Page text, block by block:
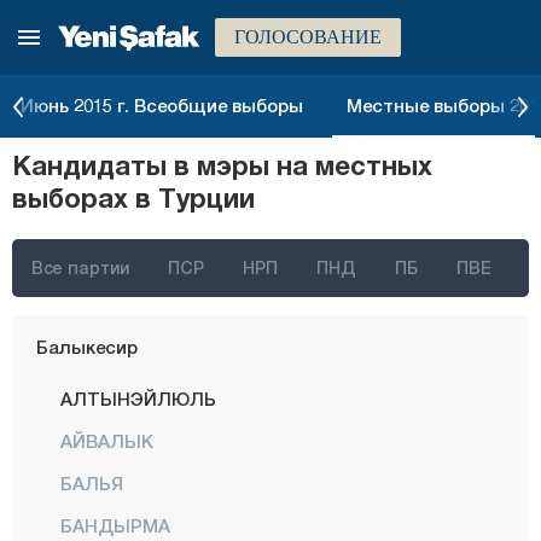
ГОЛОСОВАНИЕ
Июнь 2015 г. Всеобщие выборы Местные выборы
Кандидаты в мэры на местных
выборах в Турции
Все партии ПСР НРП ПНД ПБ ПВЕ
Агры
Анталия
Ардахан
Айдын
Балыкесир
АЛТЫНЭЙЛЮЛЬ
АЙВАЛЫК
БАЛЬЯ
БАНДЫРМА